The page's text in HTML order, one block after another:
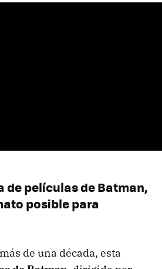
de películas de Batman,
posible para
de una década, esta